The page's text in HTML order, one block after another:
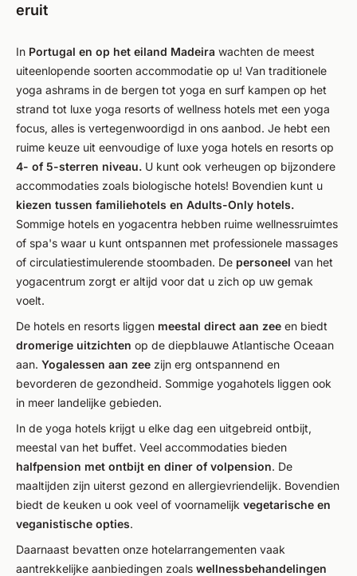
eruit
In Portugal en op het eiland Madeira wachten de meest
uiteenlopende soorten accommodatie op u! Van traditionele
yoga ashrams in de bergen tot yoga en surf kampen op het
strand tot luxe yoga resorts of wellness hotels met een yoga
focus, alles is vertegenwoordigd in ons aanbod. Je hebt een
ruime keuze uit eenvoudige of luxe yoga hotels en resorts op
4- of 5-sterren niveau. U kunt ook verheugen op bijzondere
accommodaties zoals biologische hotels! Bovendien kunt u
kiezen tussen familiehotels en Adults-Only hotels.
Sommige hotels en yogacentra hebben ruime wellnessruimtes
of spa's waar u kunt ontspannen met professionele massages
of circulatiestimulerende stoombaden. De personeel van het
yogacentrum zorgt er altijd voor dat u zich op uw gemak
voelt.
De hotels en resorts liggen meestal direct aan zee en biedt
dromerige uitzichten op de diepblauwe Atlantische Oceaan
aan. Yogalessen aan zee zijn erg ontspannend en
bevorderen de gezondheid. Sommige yogahotels liggen ook
in meer landelijke gebieden.
In de yoga hotels krijgt u elke dag een uitgebreid ontbijt,
meestal van het buffet. Veel accommodaties bieden
halfpension met ontbijt en diner of volpension. De
maaltijden zijn uiterst gezond en allergievriendelijk. Bovendien
biedt de keuken u ook veel of voornamelijk vegetarische en
veganistische opties.
Daarnaast bevatten onze hotelarrangementen vaak
aantrekkelijke aanbiedingen zoals wellnessbehandelingen